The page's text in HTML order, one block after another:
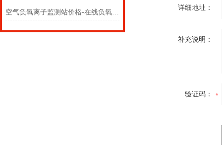
空气负氧离子监测站价格-在线负氧离子监测站价格介绍
详细地址：
补充说明：
验证码：